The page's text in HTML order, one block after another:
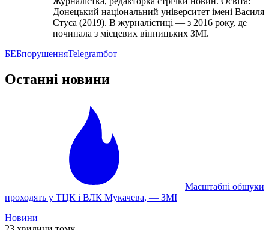
Донецький національний університет імені Василя
Стуса (2019). В журналістиці — з 2016 року, де
починала з місцевих вінницьких ЗМІ.
БЕБпорушенняTelegramбот
Останні новини
Масштабні обшуки
проходять у ТЦК і ВЛК Мукачева, — ЗМІ
Новини